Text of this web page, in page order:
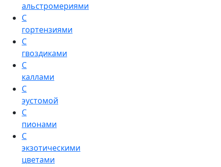
альстромериями
С
гортензиями
С
гвоздиками
С
каллами
С
эустомой
С
пионами
С
экзотическими
цветами